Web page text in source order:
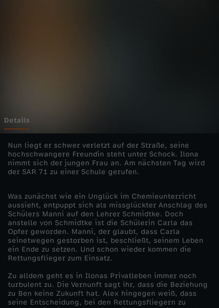
l
i
e
g
e
r
-
E
Details
Nun liegt er schwer verletzt auf der Straße, seine
hochschwangere Freundin steht unter Schock. Ilona
nimmt sich der jungen Frau an. Am nächsten Tag wird
der SAR 71 zu einer Schule gerufen.
Was zunächst wie ein Unglück im Chemieunterricht
aussieht, entpuppt sich als missglückter Anschlag des
Schülers Manni auf den Lehrer Schmidtke. Doch
anstelle von Schmidtke ist die Schülerin Carla das
Opfer geworden. Manni, der glaubt, dass Carla
seinetwegen gestorben ist, beschließt, seinem Leben
ein Ende zu setzen. Und schon wieder kommen die
Rettungsflieger zum Einsatz.
Zu alldem geht es in Ilonas Privatleben immer noch
turbulent zu. Die Vernunft sagt ihr, dass die Beziehung
zu Ben keine Zukunft hat. Alex hingegen weiß, dass
seine Entscheidung, bei den Rettungsfliegern zu